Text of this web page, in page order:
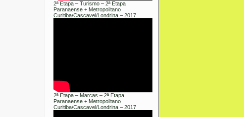
2ª Etapa – Turismo – 2ª Etapa
Paranaense + Metropolitano
Curitiba/Cascavel/Londrina – 2017
2ª Etapa – Marcas – 2ª Etapa
Paranaense + Metropolitano
Curitiba/Cascavel/Londrina – 2017